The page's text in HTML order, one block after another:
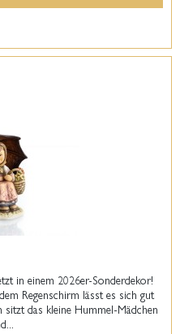
in einem 2026er-Sonderdekor!
Regenschirm lässt es sich gut
sitzt das kleine Hummel-Mädchen